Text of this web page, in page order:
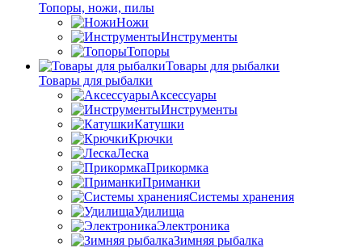
Топоры, ножи, пилы
Ножи
Инструменты
Топоры
Товары для рыбалки
Товары для рыбалки
Аксессуары
Инструменты
Катушки
Крючки
Леска
Прикормка
Приманки
Системы хранения
Удилища
Электроника
Зимняя рыбалка